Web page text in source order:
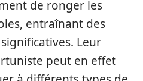
de ronger les
entraînant des
Leur
peut en effet